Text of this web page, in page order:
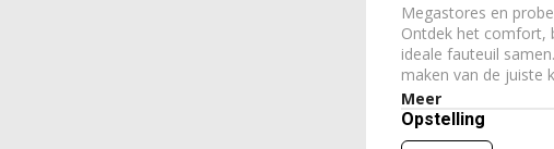
Megastores en
Ontdek het comfort,
ideale fauteuil
maken van de juiste
Meer
Opstelling